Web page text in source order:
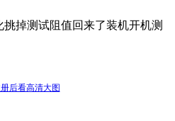
掉测试阻值回来了装机开机测
后看高清大图